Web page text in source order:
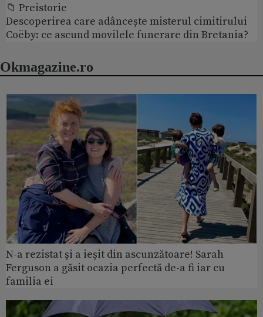
📁 Preistorie
Descoperirea care adâncește misterul cimitirului
Coëby: ce ascund movilele funerare din Bretania?
Okmagazine.ro
N-a rezistat și a ieșit din ascunzătoare! Sarah
Ferguson a găsit ocazia perfectă de-a fi iar cu
familia ei